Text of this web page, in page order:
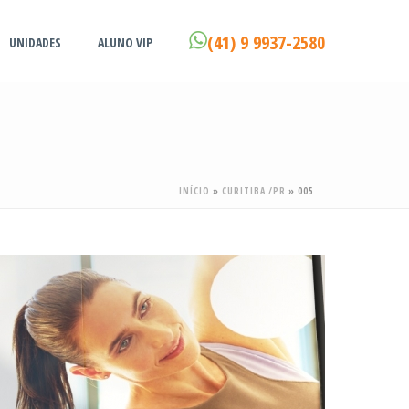
UNIDADES ALUNO VIP (41) 9 9937-2580
INÍCIO » CURITIBA /PR » 005